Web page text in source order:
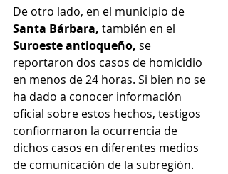
De otro lado, en el municipio de
Santa Bárbara, también en el
Suroeste antioqueño, se
reportaron dos casos de homicidio
en menos de 24 horas. Si bien no se
ha dado a conocer información
oficial sobre estos hechos, testigos
confiormaron la ocurrencia de
dichos casos en diferentes medios
de comunicación de la subregión.